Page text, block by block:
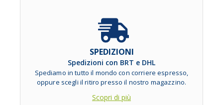
SPEDIZIONI
Spedizioni con BRT e DHL
Spediamo in tutto il mondo con corriere espresso,
oppure scegli il ritiro presso il nostro magazzino.
Scopri di più